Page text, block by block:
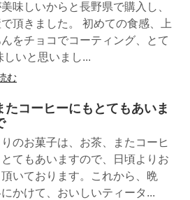
味しいからと長野県で購入し、
頂きました。 初めての食感、上
をチョコでコーティング、とて
しいと思いまし...
む
たコーヒーにもとてもあいま
のお菓子は、お茶、またコーヒ
てもあいますので、日頃よりお
いております。これから、晩
かけて、おいしいティータ...